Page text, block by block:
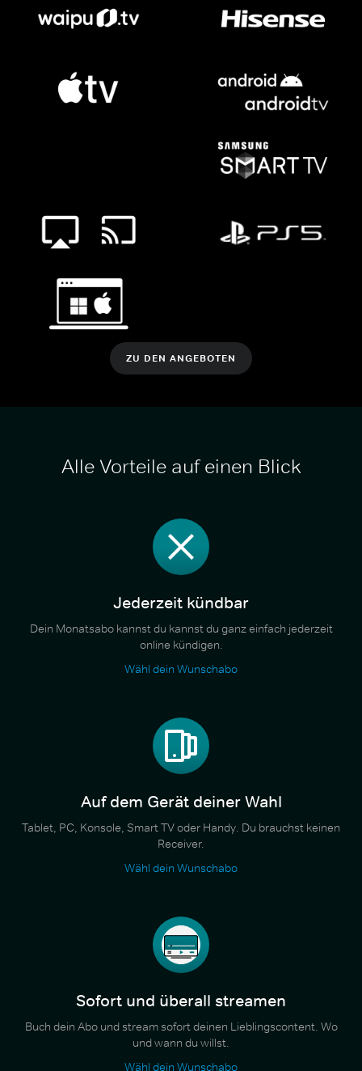
ZU DEN ANGEBOTEN
Alle Vorteile auf einen Blick
Jederzeit kündbar
Dein Monatsabo kannst du kannst du ganz einfach jederzeit
online kündigen.
Wähl dein Wunschabo
Auf dem Gerät deiner Wahl
Tablet, PC, Konsole, Smart TV oder Handy. Du brauchst keinen
Receiver.
Wähl dein Wunschabo
Sofort und überall streamen
Buch dein Abo und stream sofort deinen Lieblingscontent. Wo
und wann du willst.
Wähl dein Wunschabo